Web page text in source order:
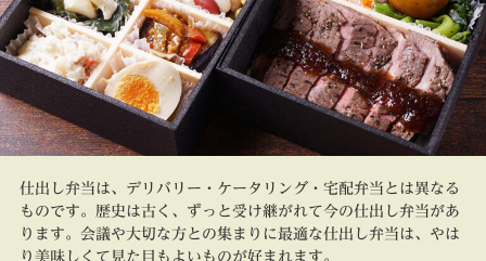
仕出し弁当は、デリバリー・ケータリング・宅配弁当とは異なる
ものです。歴史は古く、ずっと受け継がれて今の仕出し弁当があ
ります。会議や大切な方との集まりに最適な仕出し弁当は、やは
り美味しくて見た目もよいものが好まれます。